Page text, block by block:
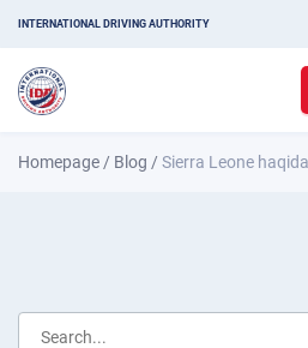
INTERNATIONAL DRIVING AUTHORITY
Homepage / Blog /Sierra Leone